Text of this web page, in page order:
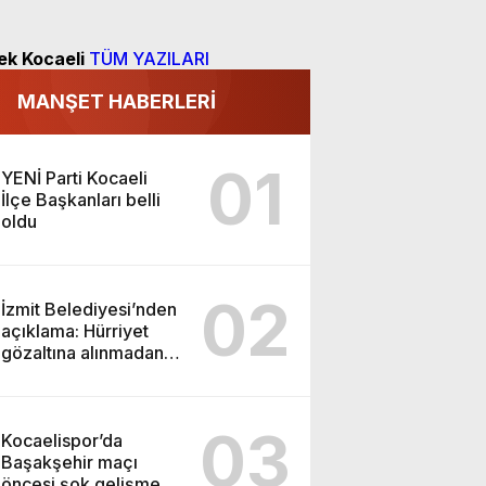
Kocaeli TÜM YAZILARI
MANŞET HABERLERİ
YENİ Parti Kocaeli
İlçe Başkanları belli
oldu
01
İzmit Belediyesi’nden
açıklama: Hürriyet
gözaltına alınmadan
02
Kocaelispor’da
Başakşehir maçı
03